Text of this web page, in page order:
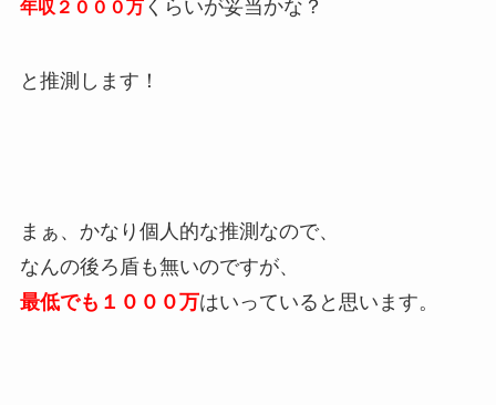
年収２０００万くらいが妥当かな？
と推測します！
まぁ、かなり個人的な推測なので、
なんの後ろ盾も無いのですが、
最低でも１０００万はいっていると思います。